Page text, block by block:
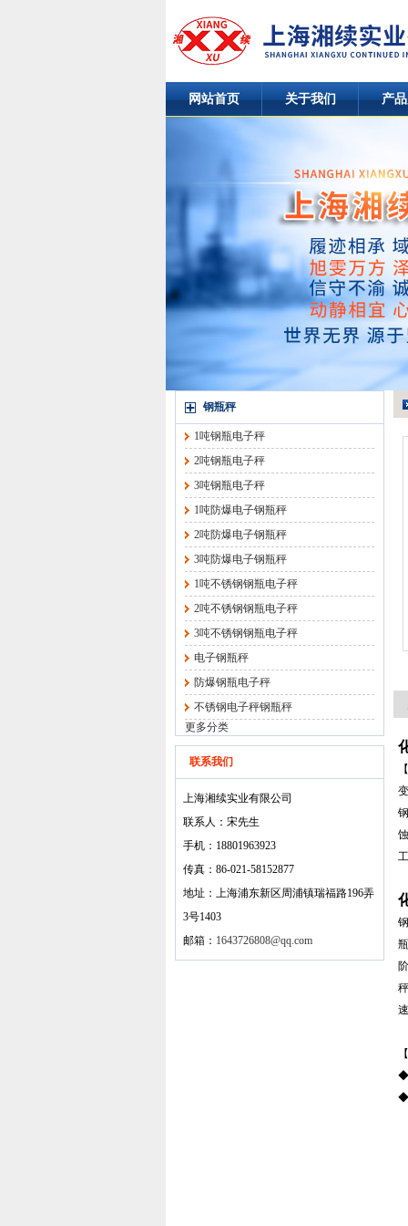
网站首页 关于我们 产
钢瓶秤
1吨钢瓶电子秤
2吨钢瓶电子秤
3吨钢瓶电子秤
1吨防爆电子钢瓶秤
2吨防爆电子钢瓶秤
3吨防爆电子钢瓶秤
1吨不锈钢钢瓶电子秤
2吨不锈钢钢瓶电子秤
3吨不锈钢钢瓶电子秤
电子钢瓶秤
防爆钢瓶电子秤
不锈钢电子秤钢瓶秤
更多分类
联系我们
上海湘续实业有限公司
联系人：宋先生
手机：18801963923
传真：86-021-58152877
地址：上海浦东新区周浦镇瑞福路196弄
3号1403
邮箱： 1643726808@qq.com
◆
◆